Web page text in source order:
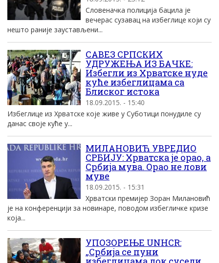
Словеначка полициjа бацила jе
вечерас сузавац на избеглице коjи су
нешто раниjе заустављени...
САВЕЗ СРПСКИХ
УДРУЖЕЊА ИЗ БАЧКЕ:
Избегли из Хрватске нуде
куће избеглицама са
Блиског истока
18.09.2015. - 15:40
Избеглице из Хрватске које живе у Суботици понудиле су
данас своје куће у...
МИЛАНОВИЋ УВРЕДИО
СРБИЈУ: Хрватска је орао, а
Србија мува. Орао не лови
муве
18.09.2015. - 15:31
Хрватски премијер Зоран Милановић
је на конференцији за новинаре, поводом избегличке кризе
која...
УПОЗОРЕЊЕ UNHCR:
„Србија се пуни